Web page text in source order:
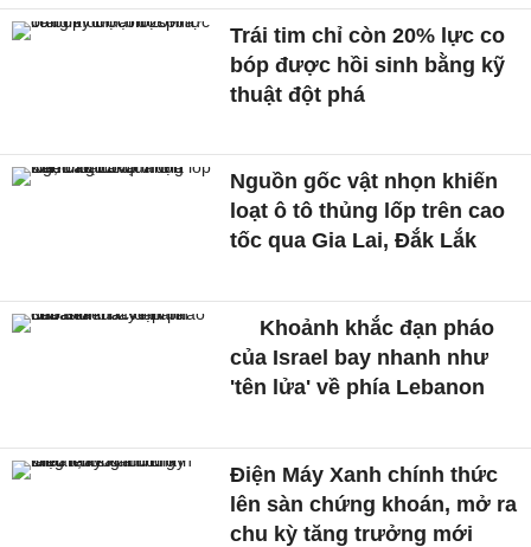
Trái tim chỉ còn 20% lực co
bóp được hồi sinh bằng kỹ
thuật đột phá
Nguồn gốc vật nhọn khiến
loạt ô tô thủng lốp trên cao
tốc qua Gia Lai, Đắk Lắk
Khoảnh khắc đạn pháo
của Israel bay nhanh như
'tên lửa' về phía Lebanon
Điện Máy Xanh chính thức
lên sàn chứng khoán, mở ra
chu kỳ tăng trưởng mới